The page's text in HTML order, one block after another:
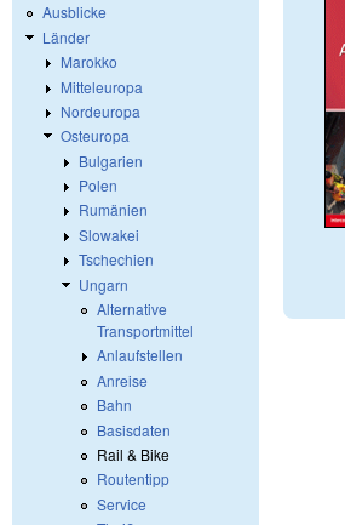
Ausblicke
Länder
Marokko
Mitteleuropa
Nordeuropa
Osteuropa
Bulgarien
Polen
Rumänien
Slowakei
Tschechien
Ungarn
Alternative
Transportmittel
Anlaufstellen
Anreise
Bahn
Basisdaten
Rail & Bike
Routentipp
Service